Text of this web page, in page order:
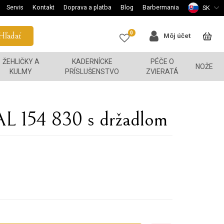
Servis Kontakt Doprava a platba Blog Barbermania SK
0 Môj účet
ŽEHLIČKY A
KULMY
KADERNÍCKE
PRÍSLUŠENSTVO
PÉČE O
ZVIERATÁ
NOŽE
154 830 s držadlom